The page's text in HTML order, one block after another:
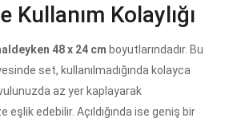
Kullanım Kolaylığı
48 x 24 cm boyutlarındadır. Bu
set, kullanılmadığında kolayca
az yer kaplayarak
edebilir. Açıldığında ise geniş bir